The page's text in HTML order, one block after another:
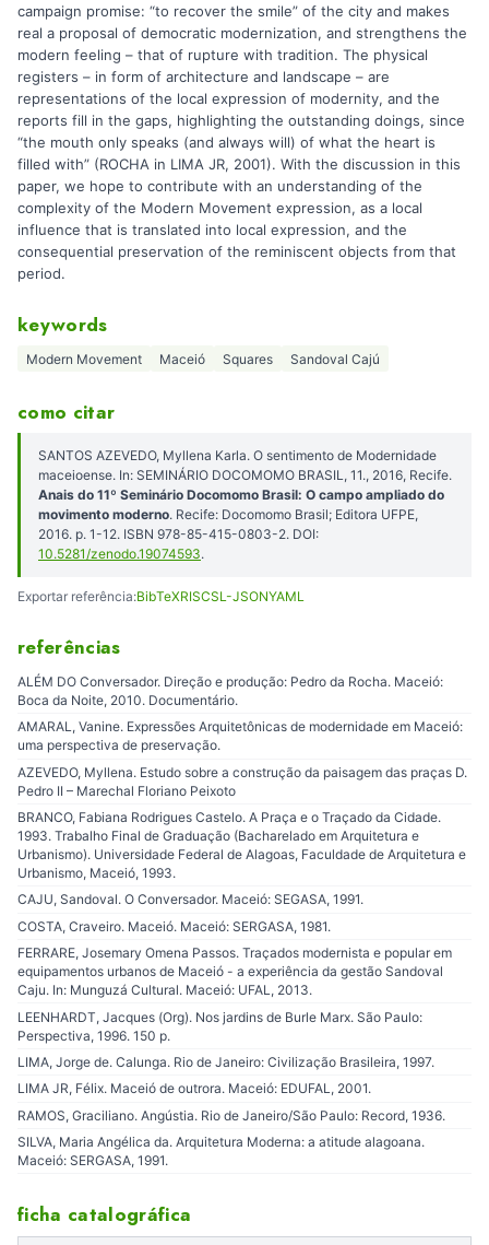
campaign promise: “to recover the smile” of the city and makes
real a proposal of democratic modernization, and strengthens the
modern feeling – that of rupture with tradition. The physical
registers – in form of architecture and landscape – are
representations of the local expression of modernity, and the
reports fill in the gaps, highlighting the outstanding doings, since
“the mouth only speaks (and always will) of what the heart is
filled with” (ROCHA in LIMA JR, 2001). With the discussion in this
paper, we hope to contribute with an understanding of the
complexity of the Modern Movement expression, as a local
influence that is translated into local expression, and the
consequential preservation of the reminiscent objects from that
period.
keywords
Modern Movement Maceió Squares Sandoval Cajú
como citar
SANTOS AZEVEDO, Myllena Karla. O sentimento de Modernidade
maceioense. In: SEMINÁRIO DOCOMOMO BRASIL, 11., 2016, Recife.
Anais do 11º Seminário Docomomo Brasil: O campo ampliado do
movimento moderno. Recife: Docomomo Brasil; Editora UFPE,
2016. p. 1-12. ISBN 978-85-415-0803-2. DOI:
10.5281/zenodo.19074593.
Exportar referência:BibTeXRISCSL-JSONYAML
referências
ALÉM DO Conversador. Direção e produção: Pedro da Rocha. Maceió:
Boca da Noite, 2010. Documentário.
AMARAL, Vanine. Expressões Arquitetônicas de modernidade em Maceió:
uma perspectiva de preservação.
AZEVEDO, Myllena. Estudo sobre a construção da paisagem das praças D.
Pedro II – Marechal Floriano Peixoto
BRANCO, Fabiana Rodrigues Castelo. A Praça e o Traçado da Cidade.
1993. Trabalho Final de Graduação (Bacharelado em Arquitetura e
Urbanismo). Universidade Federal de Alagoas, Faculdade de Arquitetura e
Urbanismo, Maceió, 1993.
CAJU, Sandoval. O Conversador. Maceió: SEGASA, 1991.
COSTA, Craveiro. Maceió. Maceió: SERGASA, 1981.
FERRARE, Josemary Omena Passos. Traçados modernista e popular em
equipamentos urbanos de Maceió - a experiência da gestão Sandoval
Caju. In: Munguzá Cultural. Maceió: UFAL, 2013.
LEENHARDT, Jacques (Org). Nos jardins de Burle Marx. São Paulo:
Perspectiva, 1996. 150 p.
LIMA, Jorge de. Calunga. Rio de Janeiro: Civilização Brasileira, 1997.
LIMA JR, Félix. Maceió de outrora. Maceió: EDUFAL, 2001.
RAMOS, Graciliano. Angústia. Rio de Janeiro/São Paulo: Record, 1936.
SILVA, Maria Angélica da. Arquitetura Moderna: a atitude alagoana.
Maceió: SERGASA, 1991.
ficha catalográfica